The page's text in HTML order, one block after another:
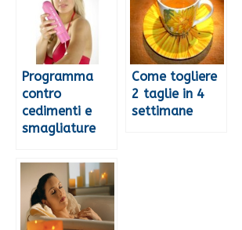
Programma
contro
cedimenti e
smagliature
Come togliere
2 taglie in 4
settimane